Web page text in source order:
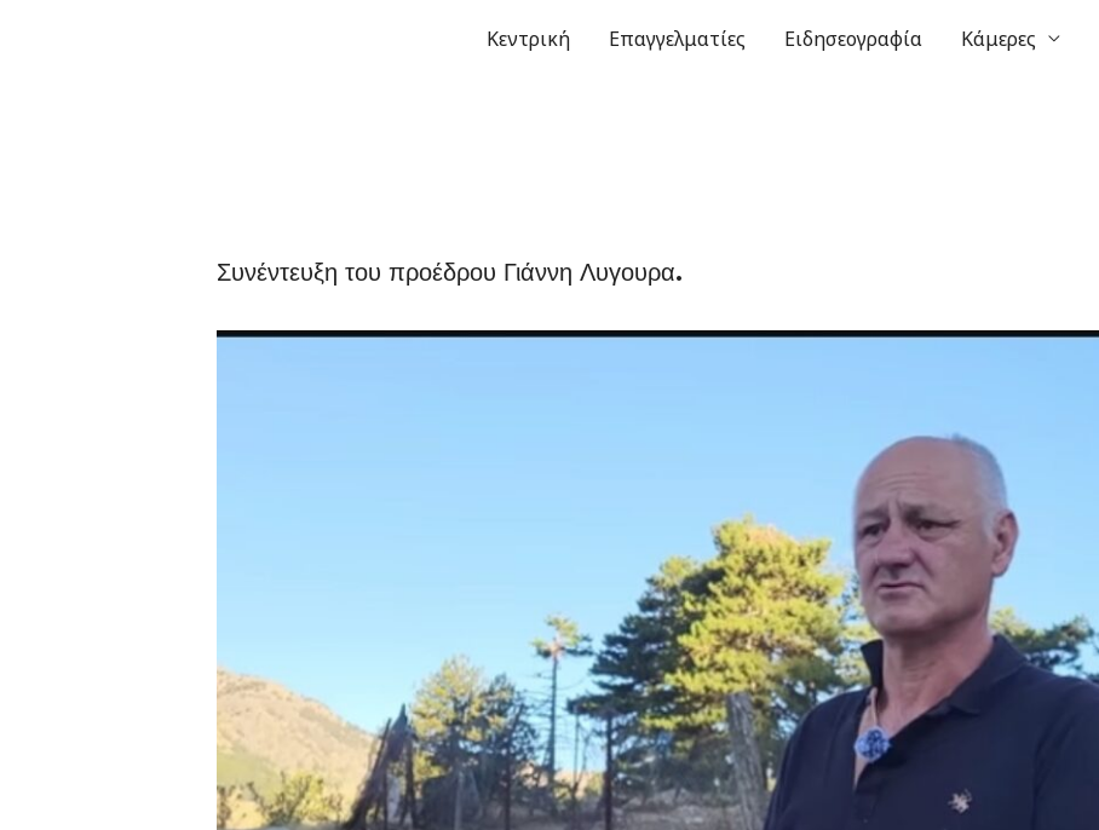
Κεντρική Επαγγελματίες Ειδησεογραφία Κάμερες
Συνέντευξη του προέδρου Γιάννη Λυγουρα.